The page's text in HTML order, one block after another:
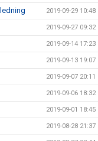
2019-09-29 10:48
2019-09-27 09:32
2019-09-14 17:23
2019-09-13 19:07
2019-09-07 20:11
2019-09-06 18:32
2019-09-01 18:45
2019-08-28 21:37